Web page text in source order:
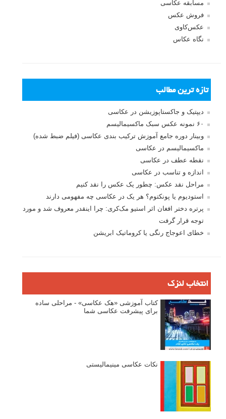
مسابقه عکاسی
فروش عکس
عکس‌کاوی
نگاه عکاس
تازه ترین مطالب
دیپتیک و جاکستا‌پوزیشن در عکاسی
۶۰ نمونه عکس سبک ماکسیمالیسم
وبینار دوره جامع آموزش ترکیب بندی عکاسی (فیلم ضبط شده)
ماکسیمالیسم در عکاسی
نقطه عطف در عکاسی
اندازه و تناسب در عکاسی
مراحل نقد عکس: چطور یک عکس را نقد کنیم
استودیوم یا پونکتوم؟ هر یک در عکاسی چه مفهومی دارند
پرتره دختر افغان اثر استیو مک‌کری: چرا اینقدر معروف شد و مورد
توجه قرار گرفت
خطای اعوجاج رنگی یا کروماتیک ابریشن
انتخاب لنزک
کتاب آموزشی «هک عکاسی» - مراحلی ساده
برای پیشرفت عکاسی شما
نکات عکاسی مینیمالیستی